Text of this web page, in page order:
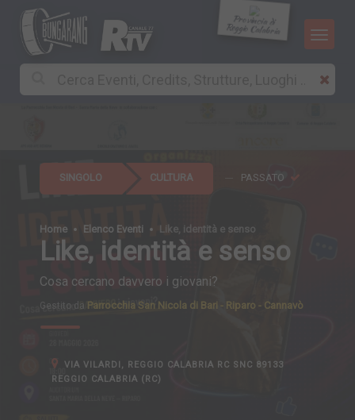
Provincia di
Reggio Calabria
SINGOLO CULTURA PASSATO
Home Elenco Eventi Like, identità e senso
Like, identità e senso
Cosa cercano davvero i giovani?
Gestito da Parrocchia San Nicola di Bari - Riparo - Cannavò
VIA VILARDI, REGGIO CALABRIA RC SNC 89133
REGGIO CALABRIA (RC)